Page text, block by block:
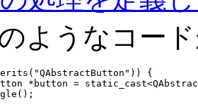
ようなコー
{
*button =